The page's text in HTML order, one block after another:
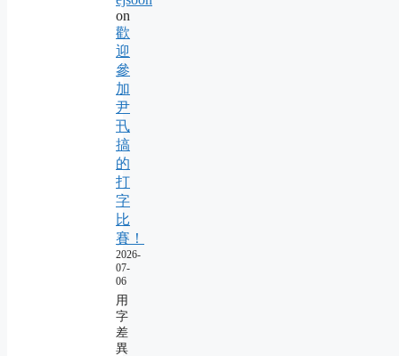
on
歡
迎
參
加
尹
卂
搞
的
打
字
比
賽！
2026-
07-
06
用
字
差
異